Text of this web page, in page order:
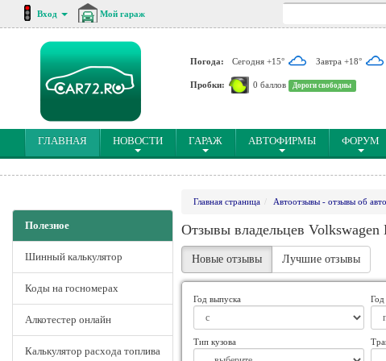
Вход Мой гараж
Погода: Сегодня +15° Завтра +18°
Пробки: 0 баллов Дороги свободны
ГЛАВНАЯ(CURRENT)
НОВОСТИ ГАРАЖ АВТОФИРМЫ ФОРУМ
Полезное
Шинный калькулятор
Коды на госномерах
Алкотестер онлайн
Калькулятор расхода топлива
Главная страница Автоотзывы - отзывы об
Отзывы владельцев Volkswagen
Новые отзывы Лучшие отзывы
Год выпуска Год
Тип кузова